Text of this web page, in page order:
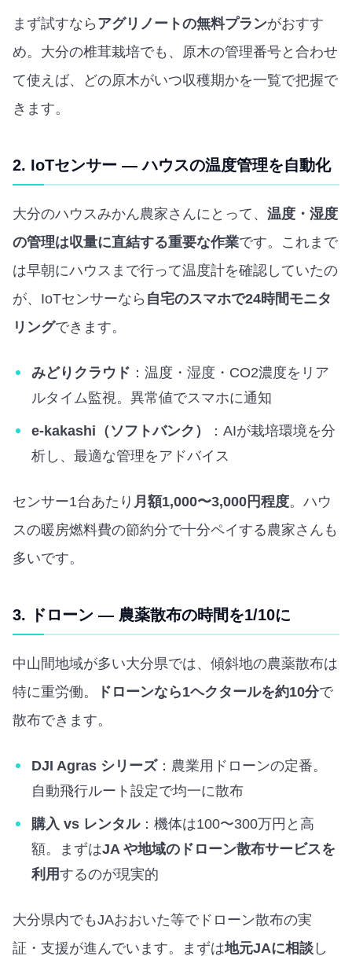
まず試すなら アグリノートの無料プランがおすす
め。大分の椎茸栽培でも、原木の管理番号と合わせ
て使えば、どの原木がいつ収穫期かを一覧で把握で
きます。
2. IoTセンサー — ハウスの温度管理を自動化
大分のハウスみかん農家さんにとって、 温度・湿度
の管理は収量に直結する重要な作業です。これまで
は早朝にハウスまで行って温度計を確認していたの
が、IoTセンサーなら 自宅のスマホで24時間モニタ
リングできます。
みどりクラウド ：温度・湿度・CO2濃度をリア
ルタイム監視。異常値でスマホに通知
e-kakashi（ソフトバンク）
：AIが栽培環境を分
析し、最適な管理をアドバイス
センサー1台あたり 月額1,000〜3,000円程度。ハウ
スの暖房燃料費の節約分で十分ペイする農家さんも
多いです。
3. ドローン — 農薬散布の時間を1/10に
中山間地域が多い大分県では、傾斜地の農薬散布は
特に重労働。
ドローンなら1ヘクタールを約10分で
散布できます。
DJI Agras シリーズ：農業用ドローンの定番。
自動飛行ルート設定で均一に散布
購入 vs レンタル：機体は100〜300万円と高
額。まずはJA や地域のドローン散布サービスを
利用するのが現実的
大分県内でもJAおおいた等でドローン散布の実
証・支援が進んでいます。まずは地元JAに相談 し